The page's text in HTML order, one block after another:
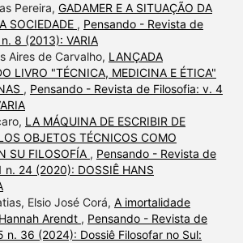
Pereira, GADAMER E A SITUAÇÃO DA
SOCIEDADE , Pensando - Revista de
8 (2013): VARIA
Aires de Carvalho, LANÇADA
LIVRO "TÉCNICA, MEDICINA E ÉTICA"
, Pensando - Revista de Filosofia: v. 4
LA MÁQUINA DE ESCRIBIR DE
OBJETOS TÉCNICOS COMO
SU FILOSOFÍA , Pensando - Revista de
n. 24 (2020): DOSSIÊ HANS
Elsio José Corá, A imortalidade
Arendt , Pensando - Revista de
n. 36 (2024): Dossiê Filosofar no Sul: